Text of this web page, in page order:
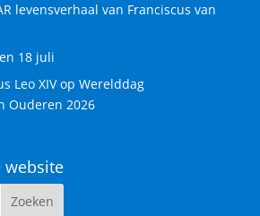
levensverhaal van Franciscus van
18 juli
Leo XIV op Werelddag
Ouderen 2026
website